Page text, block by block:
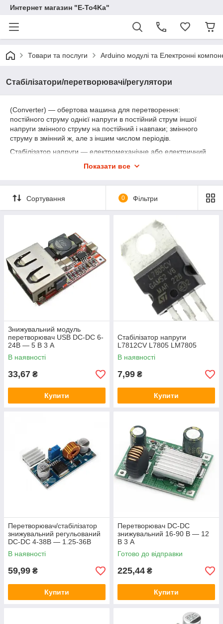
Интернет магазин "E-To4Ka"
Товари та послуги Arduino модулі та Електронні
Стабілізатори/перетворювачі/регулятори
(Converter) — обертова машина для перетворення:
постійного струму однієї напруги в постійний струм іншої
напруги змінного струму на постійний і навпаки; змінного
струму в змінний ж, але з іншим числом періодів.
Стабілізатор напруги — електромеханічне або електричний
підтримки вихідної напруги у вузьких межах, при істотній зміні
Показати все
Сортування 0 Фільтри
Знижувальний модуль
перетворювач USB DC-DC 6-
24В — 5 В 3 А
В наявності
33,67 ₴
Купити
Стабілізатор напруги
L7812CV L7805 LM7805
В наявності
7,99 ₴
Купити
Перетворювач/стабілізатор
знижувальний регульований
DC-DC 4-38В — 1.25-36В
4.5А XL4015
В наявності
59,99 ₴
Купити
Перетворювач DC-DC
знижувальний 16-90 В — 12
В 3 А
Готово до відправки
225,44 ₴
Купити